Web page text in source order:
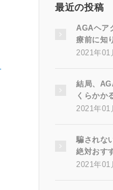
最近の投稿
AGAヘア
療前に知
2021年01
結局、
くらかか
2021年01
騙されな
絶対おす
2021年01